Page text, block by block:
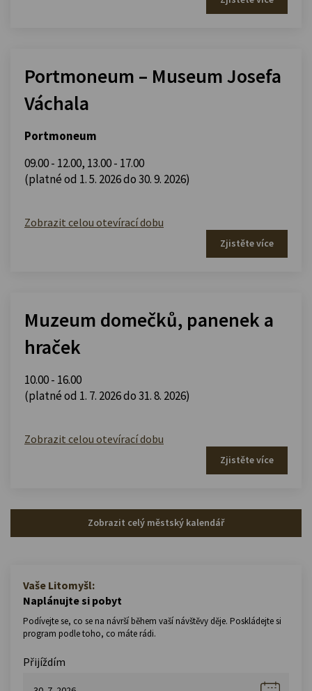
Portmoneum – Museum Josefa
Váchala
Portmoneum
09.00 - 12.00, 13.00 - 17.00
(platné od 1. 5. 2026 do 30. 9. 2026)
Zobrazit celou otevírací dobu
Zjistěte více
Muzeum domečků, panenek a
hraček
10.00 - 16.00
(platné od 1. 7. 2026 do 31. 8. 2026)
Zobrazit celou otevírací dobu
Zjistěte více
Zobrazit celý městský kalendář
Vaše Litomyšl:
Naplánujte si pobyt
Podívejte se, co se na návrší během vaší návštěvy děje. Poskládejte si
program podle toho, co máte rádi.
Přijíždím